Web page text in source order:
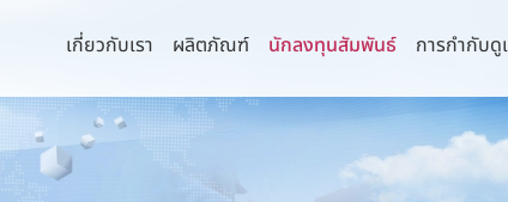
เกี่ยวกับเรา
ทัศน์ พันธกิจ และค่านิยม
วัติความเป็นมา
คณะกรรมการ
คณะกรรมการบริษัท
ผลิตภัณฑ์
ชุดชั้นในสตรี
ชุดเด็ก
นักลงทุนสัมพันธ์
สัมพันธ์
รายงานประจำปีและรายไตรมาส
การกำกับ
หลักการกำกับดูแลกิจการที่ดี
รายงานคณะกรรมการธรรมาภิบาลและการพัฒนาเพื่อความ
นโยบายการจัดการด้านความยั่งยืน
กลยุทธ์ด้านความยั่งยืน
บริษัท ไทยวาโก้ จำกัด (มหาชน)
บริษัท วาโก้ศรีราชา จำกัด